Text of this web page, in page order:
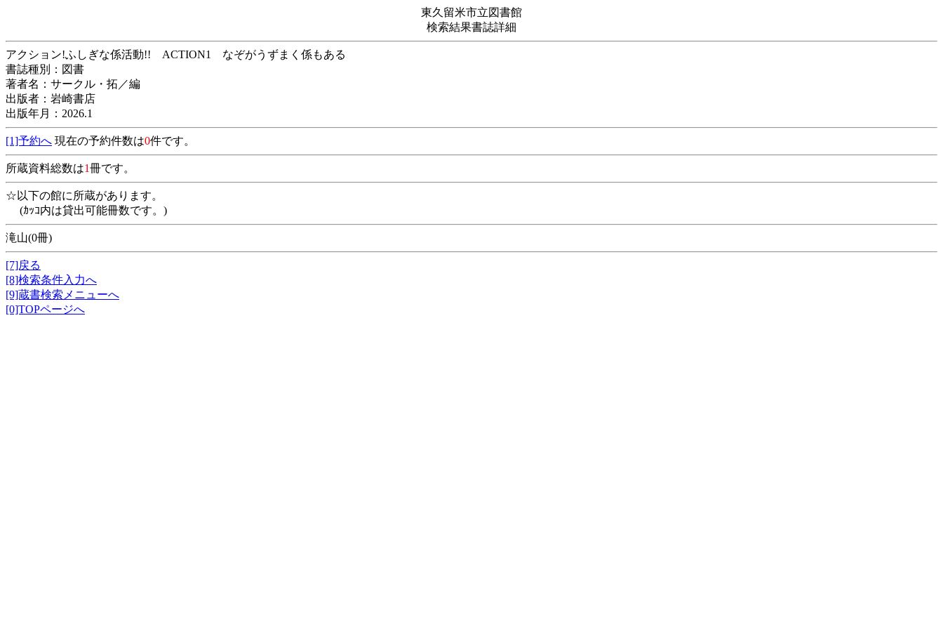
東久留米市立図書館
検索結果書誌詳細
アクション!ふしぎな係活動!! ACTION1 なぞがうずまく係もある
書誌種別：図書
著者名：サークル・拓／編
出版者：岩崎書店
出版年月：2026.1
[1]予約へ 現在の予約件数は0件です。
所蔵資料総数は1冊です。
☆以下の館に所蔵があります。
(ｶｯｺ内は貸出可能冊数です。)
滝山(0冊)
[7]戻る
[8]検索条件入力へ
[9]蔵書検索メニューへ
[0]TOPページへ